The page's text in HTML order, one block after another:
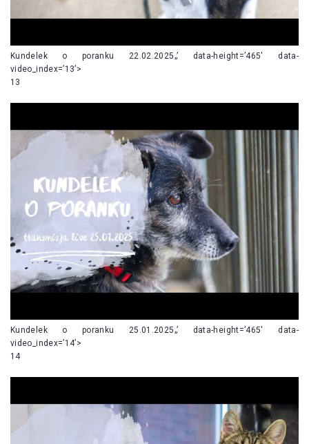
Kundelek o poranku 22.02.2025„’ data-height=’465′ data-
video_index=’13’>
13
Kundelek o poranku 25.01.2025„’ data-height=’465′ data-
video_index=’14’>
14